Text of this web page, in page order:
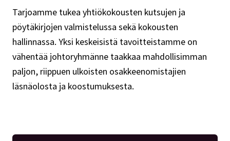
Tarjoamme tukea yhtiökokousten kutsujen ja
pöytäkirjojen valmistelussa sekä kokousten
hallinnassa. Yksi keskeisistä tavoitteistamme on
vähentää johtoryhmänne taakkaa mahdollisimman
paljon, riippuen ulkoisten osakkeenomistajien
läsnäolosta ja koostumuksesta.